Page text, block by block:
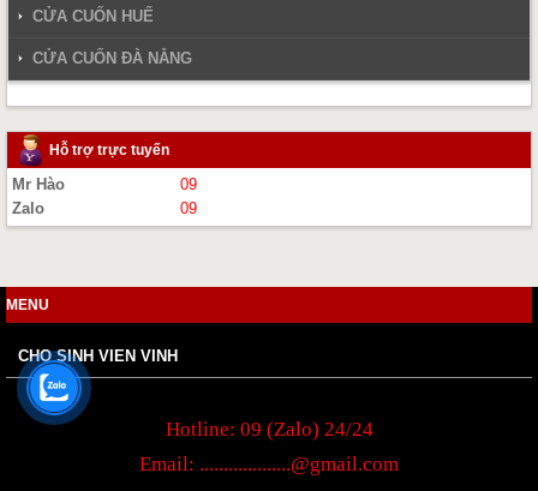
CỬA CUỐN HUẾ
CỬA CUỐN ĐÀ NẴNG
Hỗ trợ trực tuyến
Mr Hào
09
Zalo
09
MENU
CHO SINH VIEN VINH
Hotline: 09 (Zalo) 24/24
Email: ...................@gmail.com